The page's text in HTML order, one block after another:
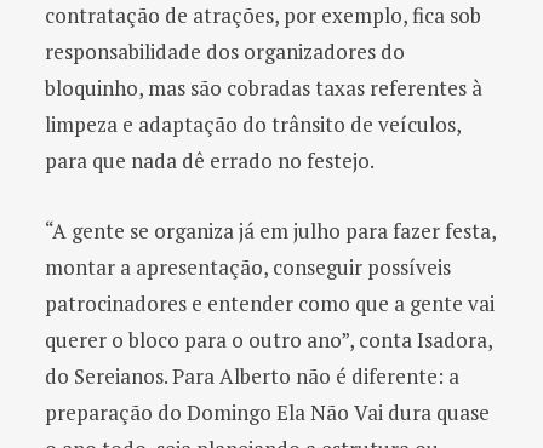
contratação de atrações, por exemplo, fica sob
responsabilidade dos organizadores do
bloquinho, mas são cobradas taxas referentes à
limpeza e adaptação do trânsito de veículos,
para que nada dê errado no festejo.
“A gente se organiza já em julho para fazer festa,
montar a apresentação, conseguir possíveis
patrocinadores e entender como que a gente vai
querer o bloco para o outro ano”, conta Isadora,
do Sereianos. Para Alberto não é diferente: a
preparação do Domingo Ela Não Vai dura quase